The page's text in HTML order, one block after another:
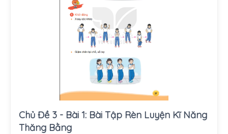
Chủ Đề 3 - Bài 1: Bài Tập Rèn Luyện Kĩ Năng
Thăng Bằng